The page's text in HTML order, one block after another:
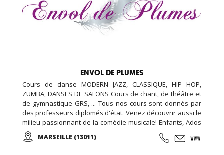
ENVOL DE PLUMES
Cours de danse MODERN JAZZ, CLASSIQUE, HIP HOP,
ZUMBA, DANSES DE SALONS Cours de chant, de théâtre et
de gymnastique GRS, ... Tous nos cours sont donnés par
des professeurs diplomés d'état. Venez découvrir aussi le
milieu passionnant de la comédie musicale! Enfants, Ados
et Adultes. Stages vacances, Anniversaires, ... Cours
d'essai offert !
MARSEILLE (13011)